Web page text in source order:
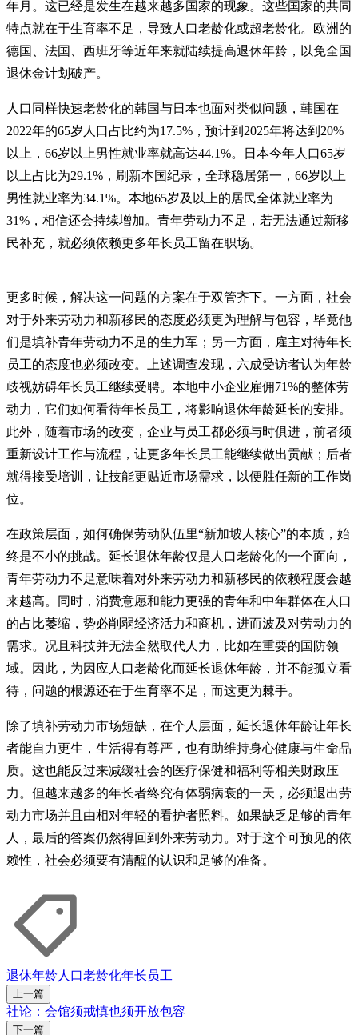
年月。这已经是发生在越来越多国家的现象。这些国家的共同
特点就在于生育率不足，导致人口老龄化或超老龄化。欧洲的
德国、法国、西班牙等近年来就陆续提高退休年龄，以免全国
退休金计划破产。
人口同样快速老龄化的韩国与日本也面对类似问题，韩国在
2022年的65岁人口占比约为17.5%，预计到2025年将达到20%
以上，66岁以上男性就业率就高达44.1%。日本今年人口65岁
以上占比为29.1%，刷新本国纪录，全球稳居第一，66岁以上
男性就业率为34.1%。本地65岁及以上的居民全体就业率为
31%，相信还会持续增加。青年劳动力不足，若无法通过新移
民补充，就必须依赖更多年长员工留在职场。
更多时候，解决这一问题的方案在于双管齐下。一方面，社会
对于外来劳动力和新移民的态度必须更为理解与包容，毕竟他
们是填补青年劳动力不足的生力军；另一方面，雇主对待年长
员工的态度也必须改变。上述调查发现，六成受访者认为年龄
歧视妨碍年长员工继续受聘。本地中小企业雇佣71%的整体劳
动力，它们如何看待年长员工，将影响退休年龄延长的安排。
此外，随着市场的改变，企业与员工都必须与时俱进，前者须
重新设计工作与流程，让更多年长员工能继续做出贡献；后者
就得接受培训，让技能更贴近市场需求，以便胜任新的工作岗
位。
在政策层面，如何确保劳动队伍里“新加坡人核心”的本质，始
终是不小的挑战。延长退休年龄仅是人口老龄化的一个面向，
青年劳动力不足意味着对外来劳动力和新移民的依赖程度会越
来越高。同时，消费意愿和能力更强的青年和中年群体在人口
的占比萎缩，势必削弱经济活力和商机，进而波及对劳动力的
需求。况且科技并无法全然取代人力，比如在重要的国防领
域。因此，为因应人口老龄化而延长退休年龄，并不能孤立看
待，问题的根源还在于生育率不足，而这更为棘手。
除了填补劳动力市场短缺，在个人层面，延长退休年龄让年长
者能自力更生，生活得有尊严，也有助维持身心健康与生命品
质。这也能反过来减缓社会的医疗保健和福利等相关财政压
力。但越来越多的年长者终究有体弱病衰的一天，必须退出劳
动力市场并且由相对年轻的看护者照料。如果缺乏足够的青年
人，最后的答案仍然得回到外来劳动力。对于这个可预见的依
赖性，社会必须要有清醒的认识和足够的准备。
退休年龄 人口老龄化年长员工
上一篇
社论：会馆须戒慎也须开放包容
下一篇